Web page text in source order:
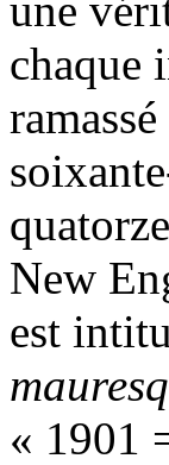
chaque
New
est
« 1901